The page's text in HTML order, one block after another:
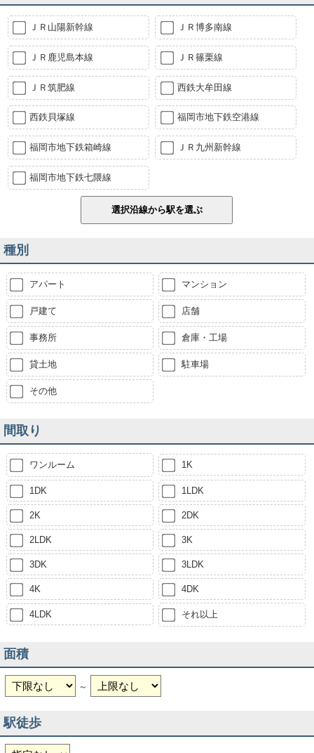
ＪＲ山陽新幹線 ＪＲ博多南線
ＪＲ鹿児島本線 ＪＲ篠栗線
ＪＲ筑肥線 西鉄大牟田線
西鉄貝塚線 福岡市地下鉄空港線
福岡市地下鉄箱崎線 ＪＲ九州新幹線
福岡市地下鉄七隈線
種別
アパート マンション
戸建て 店舗
事務所 倉庫・工場
貸土地 駐車場
その他
間取り
ワンルーム 1K
1DK 1LDK
2K 2DK
2LDK 3K
3DK 3LDK
4K 4DK
4LDK それ以上
面積
～
駅徒歩